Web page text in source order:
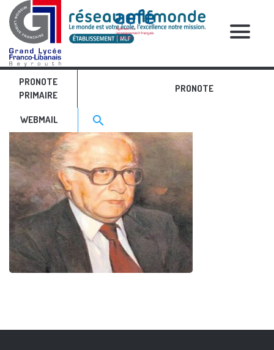
PRONOTE
PRIMAIRE
PRONOTE
WEBMAIL Search for:>
search
RELATIVE POSTS
Image16